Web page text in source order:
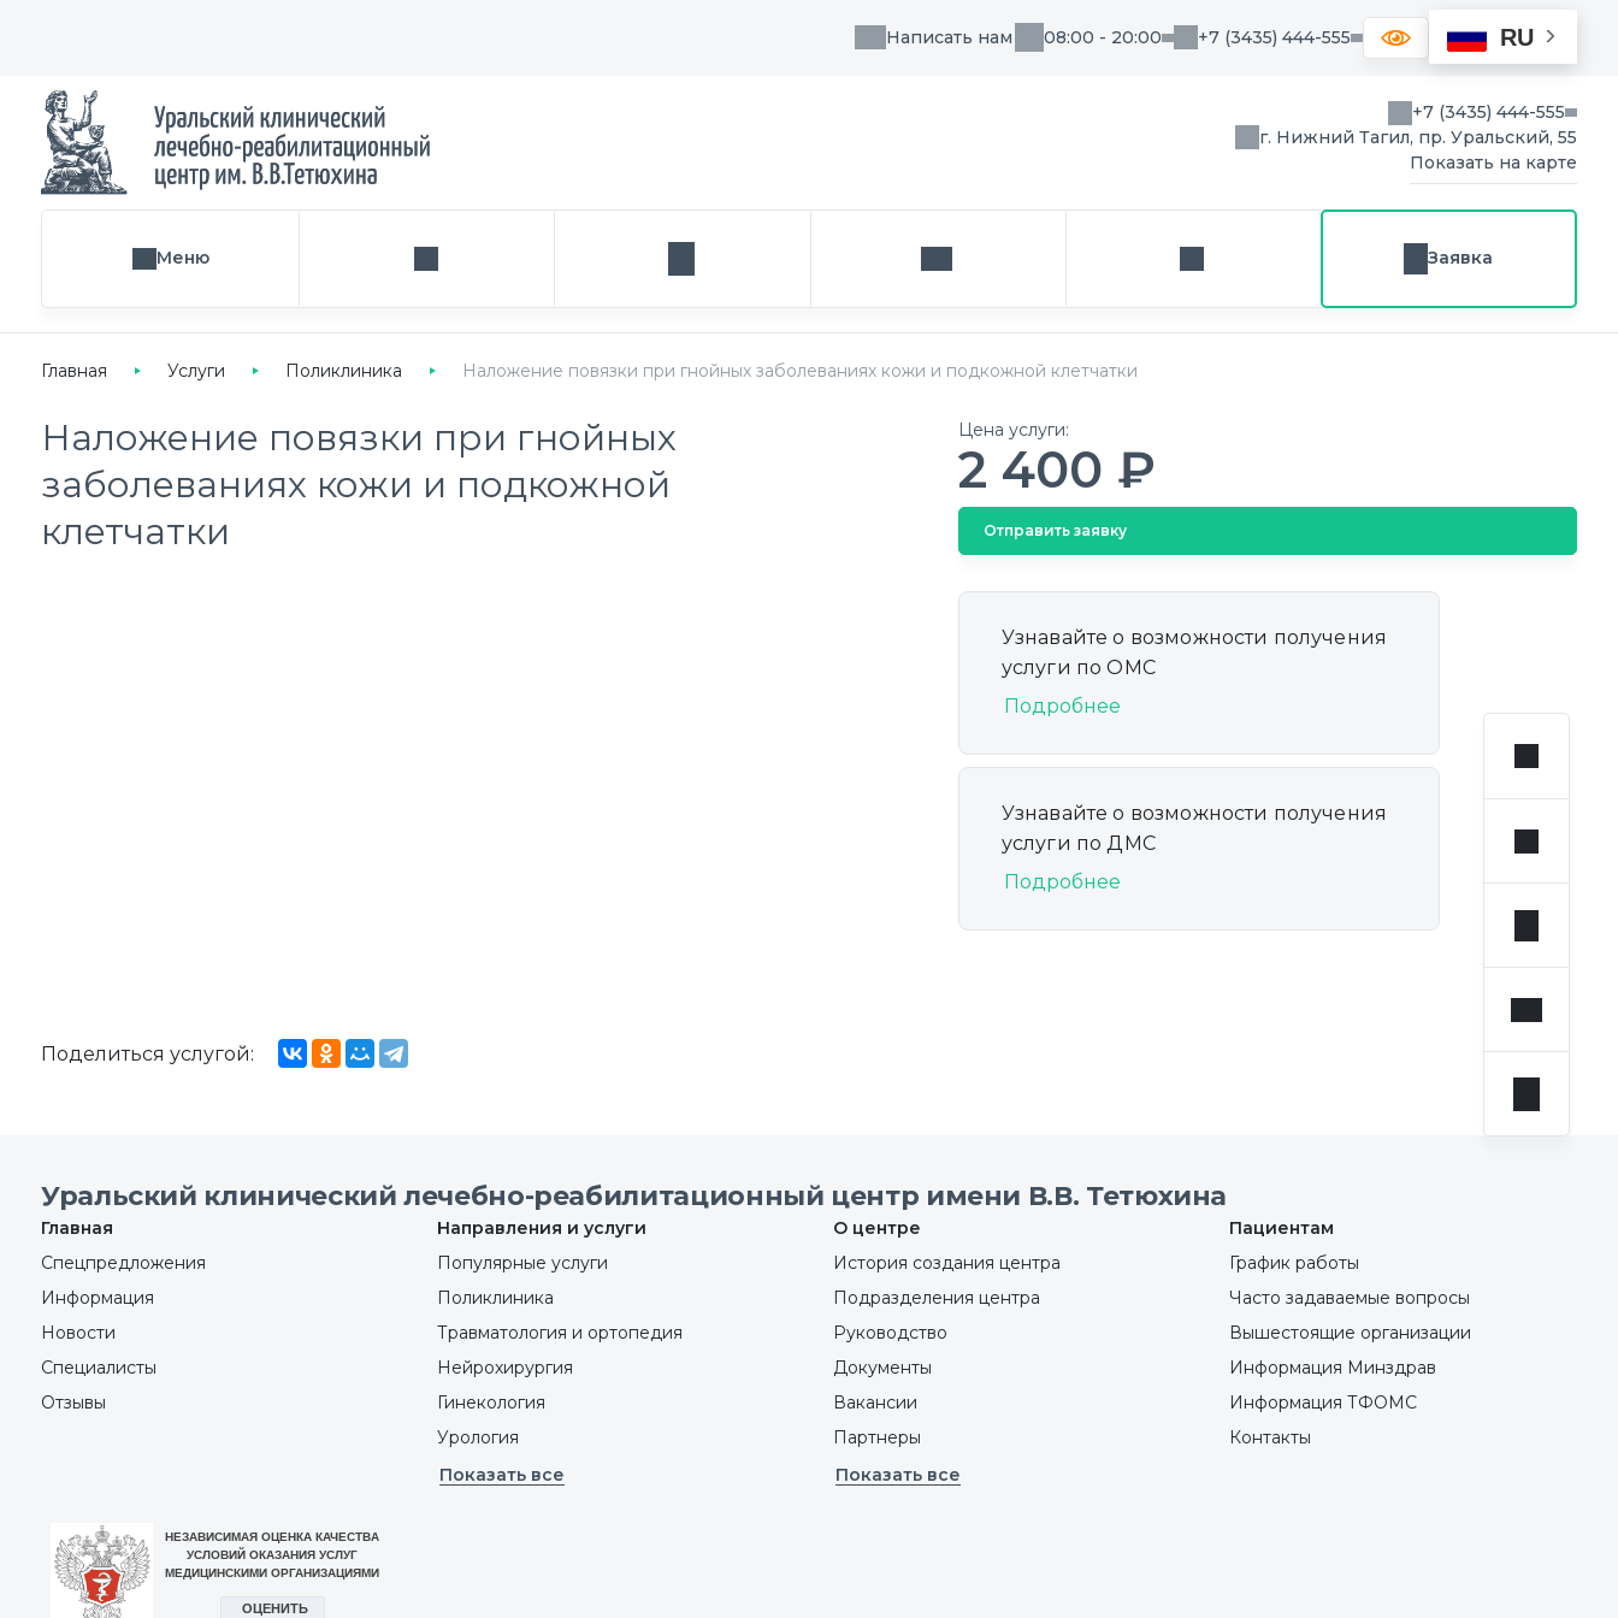
Написать нам 08:00 - 20:00 +7 (3435) 444-555 RU
+7 (3435) 444-555
г. Нижний Тагил, пр. Уральский, 55
Показать на карте
Меню Поиск услуги, направления или врача Написать нам Заказ звонка Заявка
Главная Услуги Поликлиника Наложение повязки при гнойных заболеваниях кожи и подкожной клетчатки
Наложение повязки при гнойных
заболеваниях кожи и подкожной
клетчатки
Цена услуги:
2 400 ₽
Отправить заявку
Узнавайте о возможности получения
услуги по ОМС
Подробнее
Узнавайте о возможности получения
услуги по ДМС
Подробнее
Поделиться услугой:
Уральский клинический лечебно-реабилитационный центр имени В.В. Тетюхина
Главная
Спецпредложения
Информация
Новости
Специалисты
Отзывы
Направления и услуги
Популярные услуги
Поликлиника
Травматология и ортопедия
Нейрохирургия
Гинекология
Урология
Показать все
О центре
История создания центра
Подразделения центра
Руководство
Документы
Вакансии
Партнеры
Показать все
Пациентам
График работы
Часто задаваемые вопросы
Вышестоящие организации
Информация Минздрав
Информация ТФОМС
Контакты